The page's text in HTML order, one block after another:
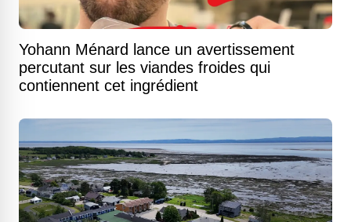
Yohann Ménard lance un avertissement
percutant sur les viandes froides qui
contiennent cet ingrédient